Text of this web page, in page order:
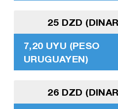
25 DZD
7,20 UYU (PESO
URUGUAYEN)
26 DZD